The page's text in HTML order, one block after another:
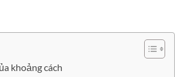
khoảng cách